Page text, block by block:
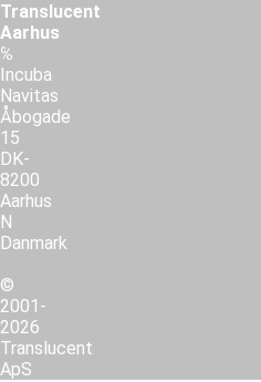
Translucent
Aarhus
℅
Incuba
Navitas
Åbogade
15
DK-
8200
Aarhus
N
Danmark
©
2001-
2026
Translucent
ApS